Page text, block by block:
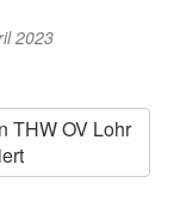
2023
THW OV Lohr